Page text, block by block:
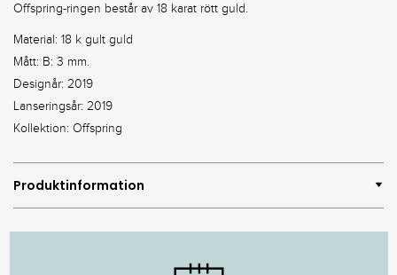
Offspring-ringen består av 18 karat rött guld.
Material: 18 k gult guld
Mått: B: 3 mm.
Designår: 2019
Lanseringsår: 2019
Kollektion: Offspring
Produktinformation